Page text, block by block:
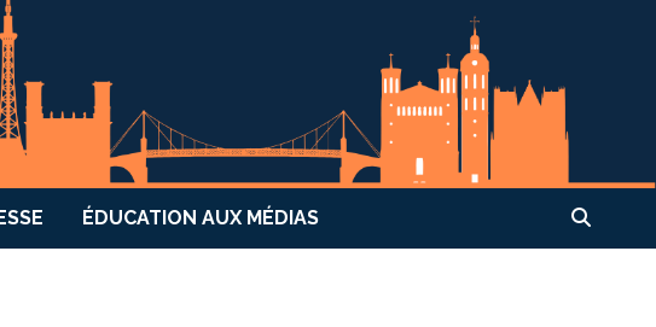
ÉDUCATION AUX MÉDIAS